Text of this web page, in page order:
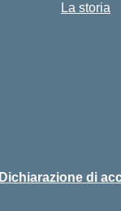
La storia
Dichiarazione di